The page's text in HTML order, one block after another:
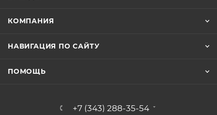
КОМПАНИЯ
НАВИГАЦИЯ ПО САЙТУ
ПОМОЩЬ
+7 (343) 288-35-54